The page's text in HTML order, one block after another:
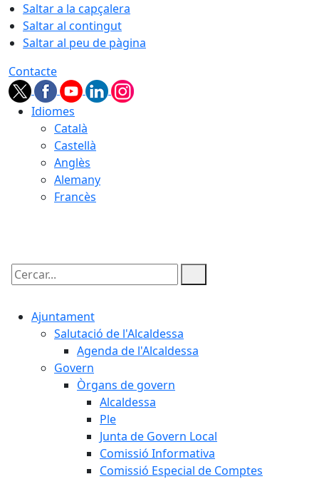
Saltar a la capçalera
Saltar al contingut
Saltar al peu de pàgina
Contacte
Idiomes
Català
Castellà
Anglès
Alemany
Francès
Cercar:
Ajuntament
Salutació de l'Alcaldessa
Agenda de l'Alcaldessa
Govern
Òrgans de govern
Alcaldessa
Ple
Junta de Govern Local
Comissió Informativa
Comissió Especial de Comptes